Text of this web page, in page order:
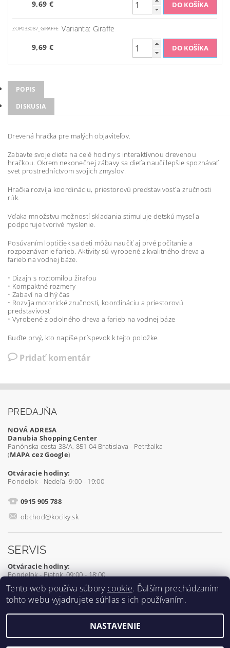
9,69 €
ZOP033087_GIRAFFE Varianta: Giraffe
9,69 €
POPIS
DISKUSIA
Drevená hračka pre malých objaviteľov.
Zabavte svoje dieťa na celé hodiny s interaktívnou drevenou
hračkou. Okrem nekonečnej zábavy sa dieťa naučí lepšie spoznávať
svet prostredníctvom svojich zmyslov.
Hračka rozvíja koordináciu, priestorovú predstavivosť a zručnosti
rúk.
Vďaka množstvu možností skladania stimuluje detskú myseľ a
podporuje tvorivé myslenie.
Posúvaním loptičiek sa deti môžu naučiť aj prvé počítanie a
rozpoznávanie farieb. Aktivity sú vyrobené z kvalitného dreva a
farieb na vodnej báze.
• Dizajn s roztomilou žirafou
• Kompaktné rozmery
• Zabaví na dlhý čas
• Rozvíja motorické zručnosti, koordináciu a priestorovú
predstavivosť
• Vyrobené z odolného dreva a farieb na vodnej báze
Buďte prvý, kto napíše príspevok k tejto položke.
Pridať komentár
PREDAJŇA
NOVÁ ADRESA
Danubia Shopping Center
Panónska cesta 38/A, 851 04 Bratislava - Petržalka
(MAPA cez Google)
Otváracie hodiny:
Pondelok - Nedeľa 9:00 - 19:00
0915 905 788
obchod@kociky.sk
SERVIS
Otváracie hodiny:
Pondelok - Piatok 09:00 - 18:00
0905 539 927
2026 ©Kociky.sk, všetky práva vyhradené
Tento web používa súbory cookie. Ďalším prechádzaním
tohto webu vyjadrujete súhlas s ich používaním.
NASTAVENIE